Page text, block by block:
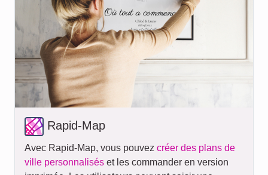
Rapid-Map
Avec Rapid-Map, vous pouvez créer des plans de
ville personnalisés et les commander en version